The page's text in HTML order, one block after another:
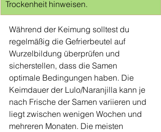
Trockenheit hinweisen.
Während der Keimung solltest du
regelmäßig die Gefrierbeutel auf
Wurzelbildung überprüfen und
sicherstellen, dass die Samen
optimale Bedingungen haben. Die
Keimdauer der Lulo/Naranjilla kann je
nach Frische der Samen variieren und
liegt zwischen wenigen Wochen und
mehreren Monaten. Die meisten